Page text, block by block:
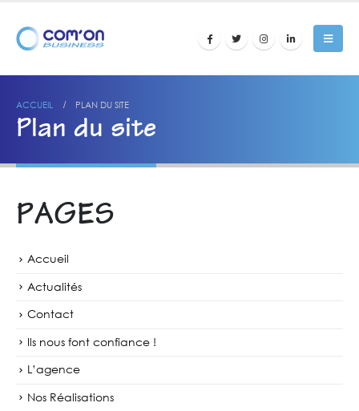
ACCUEIL PLAN DU SITE
Plan du site
PAGES
Accueil
Actualités
Contact
Ils nous font confiance !
L’agence
Nos Réalisations